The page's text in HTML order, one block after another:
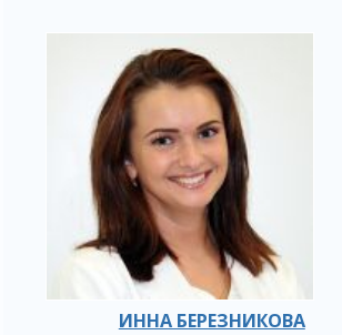
ИННА БЕРЕЗНИКОВА